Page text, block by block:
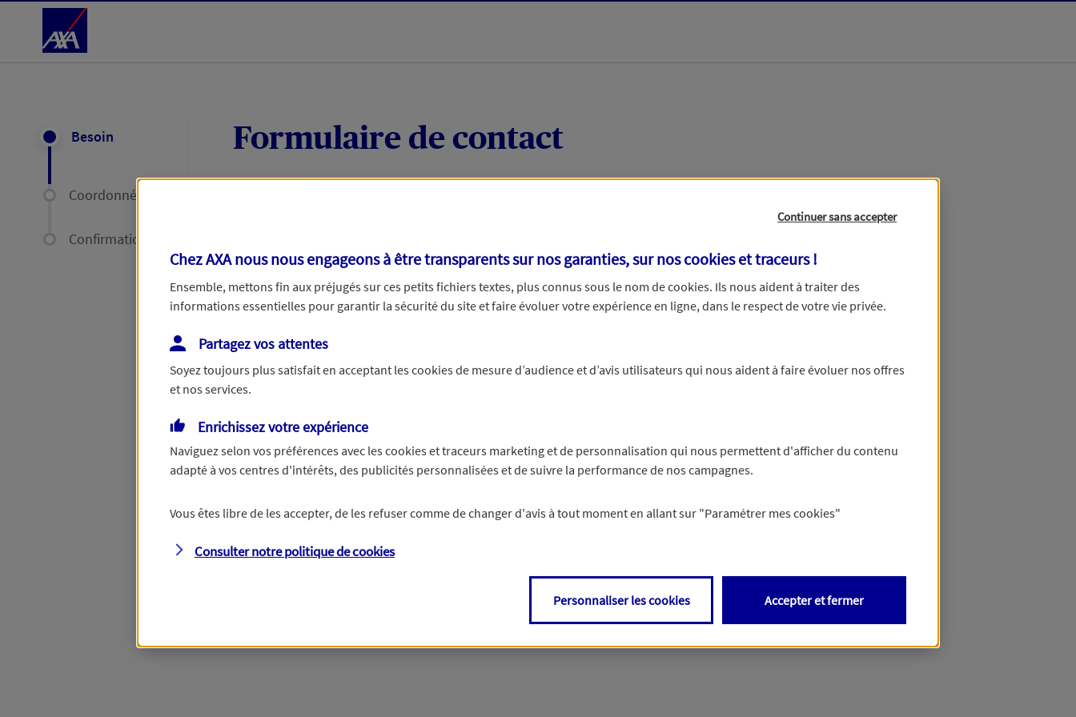
Accéder au Contenu
Besoin
Coordonnées
Confirmation
Formulaire de contact
Votre message :
Vous disposez de droits sur les informations vous concernant. Pour plus d’informations,
Continuer sans accepter
Chez AXA nous nous engageons à être transparents sur nos garanties, sur noscookies et traceurs!
Ensemble, mettons fin aux préjugés sur ces petits fichiers textes, plus connus sous le nom decookies. Ils nous aident à traiter des
informations essentielles pour garantir la sécurité du site et faire évoluer votre expérience en ligne, dans le respect de votre vie privée.
Partagez vos attentes
Soyez toujours plus satisfait en acceptant les cookies de mesure d’audience et d’avis utilisateurs qui nous aident à faire évoluer nos offres
et nos services.
Enrichissez votre expérience
Naviguez selon vos préférences avec les cookies et traceurs marketing et de personnalisation qui nous permettent d'afficher du contenu
adapté à vos centres d'intérêts, des publicités personnalisées et de suivre la performance de nos campagnes.
Vous êtes libre de les accepter, de les refuser comme de changer d'avis à tout moment en allant sur "Paramétrer mes cookies"
Consulter notre politique decookies
Personnaliser les cookies Accepter et fermer